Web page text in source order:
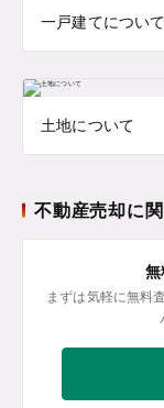
一戸建てについて
土地について
不動産売却に
無
まずは気軽に無料